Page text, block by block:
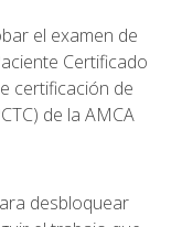
el examen de
Certificado
certificación de
de la AMCA
desbloquear